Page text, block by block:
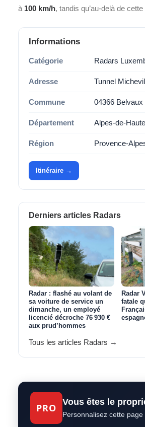
à 100 km/h, tandis qu’au-delà de
Informations
Catégorie Radars
Adresse Tunnel
Commune 04366 Belvaux
Département Alpes-de-
Région Provence-
Itinéraire →
Derniers articles Radars
Radar : flashé au volant de
sa voiture de service un
dimanche, un employé
licencié décroche 76 930 €
aux prud’hommes
Radar
fatale
Tous les articles Radars →
PRO
Vous êtes le
Personnalisez cette